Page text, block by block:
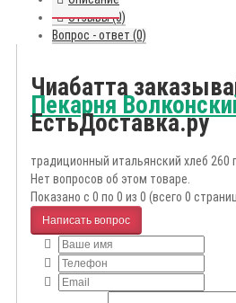
Отзывы (0)
Вопрос - ответ (0)
Чиабатта
Пекарня
ЕстьДоставка.ру
традиционный итальянский хлеб 260 г
Нет вопросов об этом товаре.
Показано с 0 по 0 из 0 (всего 0
Написать вопрос